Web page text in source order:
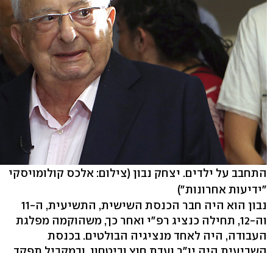
התחבב על ילדים. יצחק נבון (צילום: אלכס קולומויסקי
"ידיעות אחרונות")
נבון הוא היה חבר הכנסת השישית, התשיעית, ה-11
וה-12, תחילה כנציג רפ"י ואחר כך, משהוקמה מפלגת
העבודה, היה לאחד מנציגיה הבולטים. בכנסת